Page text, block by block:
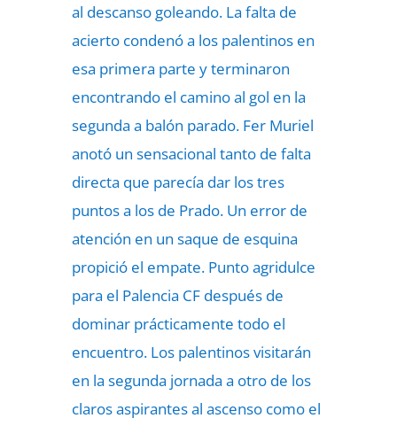
al descanso goleando. La falta de
acierto condenó a los palentinos en
esa primera parte y terminaron
encontrando el camino al gol en la
segunda a balón parado. Fer Muriel
anotó un sensacional tanto de falta
directa que parecía dar los tres
puntos a los de Prado. Un error de
atención en un saque de esquina
propició el empate. Punto agridulce
para el Palencia CF después de
dominar prácticamente todo el
encuentro. Los palentinos visitarán
en la segunda jornada a otro de los
claros aspirantes al ascenso como el